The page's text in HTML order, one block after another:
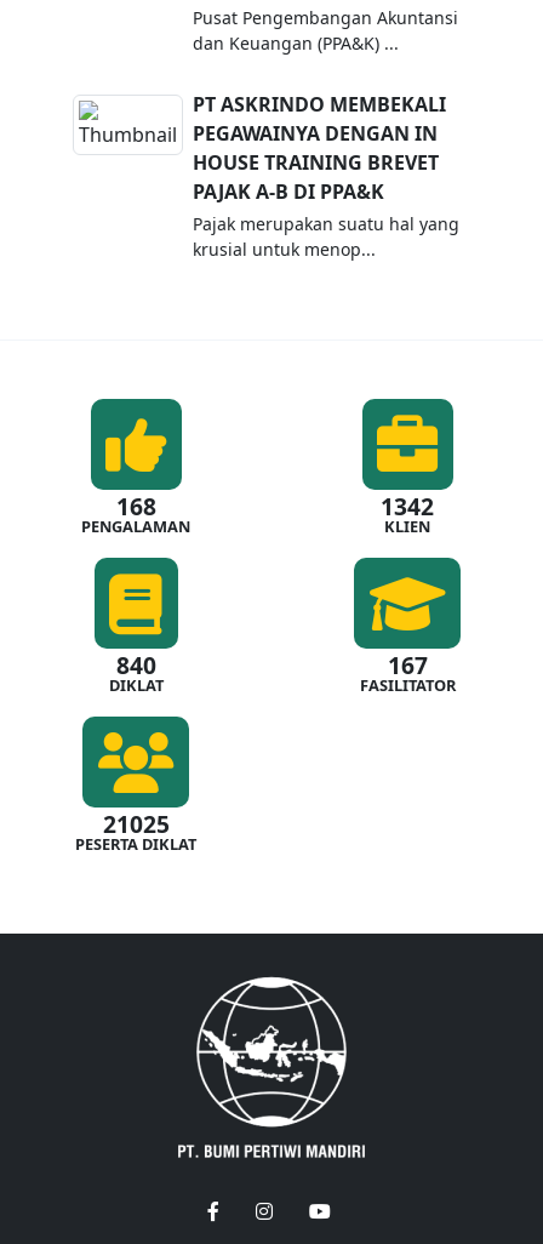
Pusat Pengembangan Akuntansi
dan Keuangan (PPA&K) ...
PT ASKRINDO MEMBEKALI
PEGAWAINYA DENGAN IN
HOUSE TRAINING BREVET
PAJAK A-B DI PPA&K
Pajak merupakan suatu hal yang
krusial untuk menop...
168
PENGALAMAN
1342
KLIEN
840
DIKLAT
167
FASILITATOR
21025
PESERTA DIKLAT